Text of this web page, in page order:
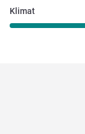
Klimat